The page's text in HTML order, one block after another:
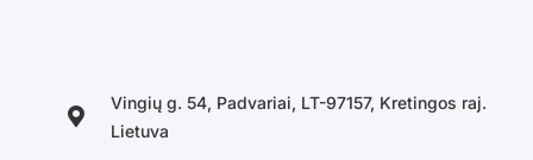
Vingių g. 54, Padvariai, LT-97157, Kretingos raj.
Lietuva